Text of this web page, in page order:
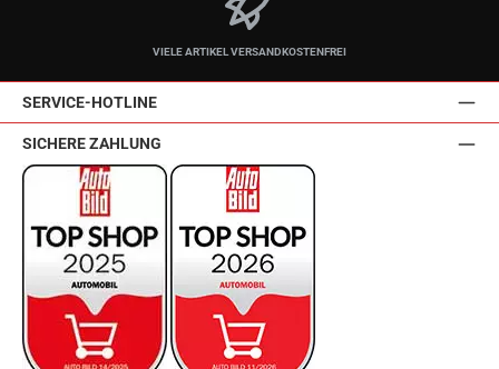
VIELE ARTIKEL VERSANDKOSTENFREI
SERVICE-HOTLINE
SICHERE ZAHLUNG